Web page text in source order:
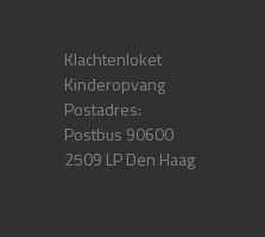
Klachtenloket
Kinderopvang
Postadres:
Postbus 90600
2509 LP Den Haag